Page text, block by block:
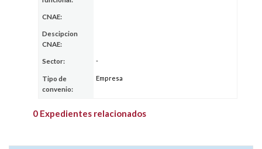
CNAE:
Descipcion
CNAE:
Sector: -
Tipo de
convenio:
Empresa
0 Expedientes relacionados